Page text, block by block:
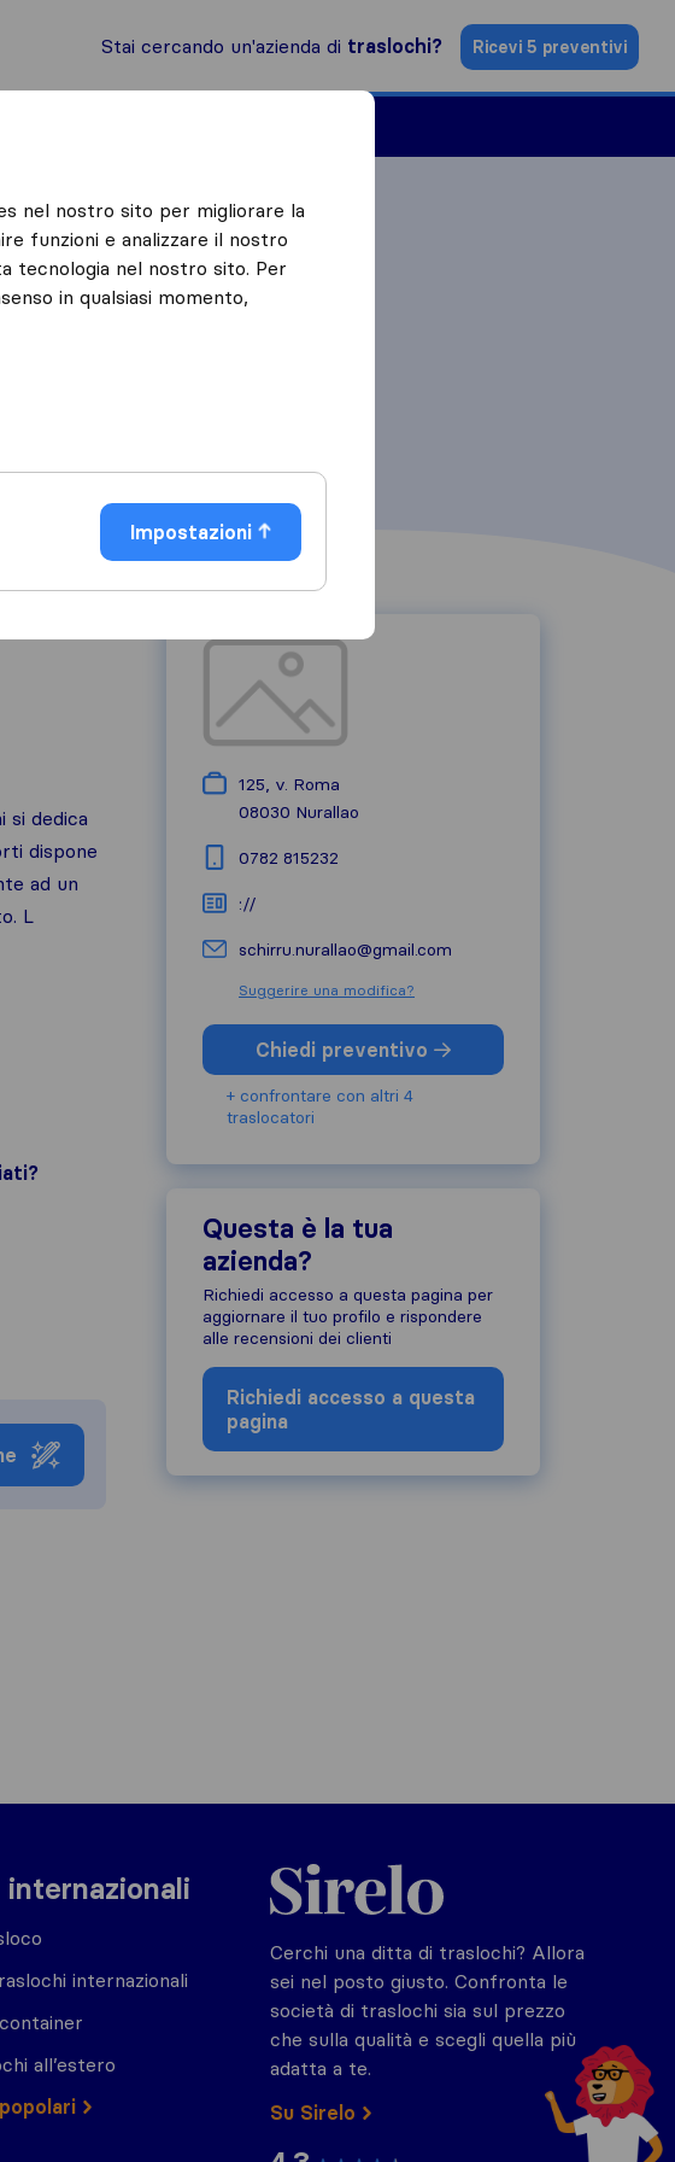
Stai cercando un'azienda di traslochi? Ricevi 5 preventivi
si dedica
dispone
ad un
L
125, v. Roma
08030 Nurallao
0782 815232
://
schirru.nurallao@gmail.com
Suggerire una modifica?
Chiedi preventivo
+ confrontare con altri 4
traslocatori
Questa è la tua
azienda?
Richiedi accesso a questa pagina per
aggiornare il tuo profilo e rispondere
alle recensioni dei clienti
Richiedi accesso a questa
pagina
internazionali
internazionali
all’estero
Sirelo.it
Cerchi una ditta di traslochi? Allora
sei nel posto giusto. Confronta le
società di traslochi sia sul prezzo
che sulla qualità e scegli quella più
adatta a te.
Su Sirelo
nel nostro sito per migliorare la
funzioni e analizzare il nostro
tecnologia nel nostro sito. Per
in qualsiasi momento,
Impostazioni